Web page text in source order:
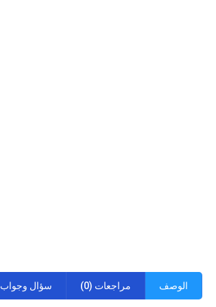
الوصف مراجعات (0) سؤال وجواب